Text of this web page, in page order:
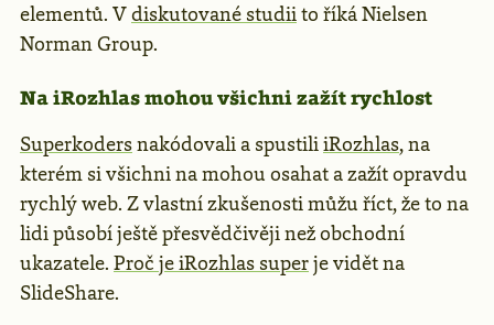
elementů. Vdiskutované studiito říká Nielsen
Norman Group.
Na iRozhlas mohou všichni zažít rychlost
Superkodersnakódovali a spustiliiRozhlas, na
kterém si všichni na mohou osahat a zažít opravdu
rychlý web. Z vlastní zkušenosti můžu říct, že to na
lidi působí ještě přesvědčivěji než obchodní
ukazatele. Proč je iRozhlas superje vidět na
SlideShare.